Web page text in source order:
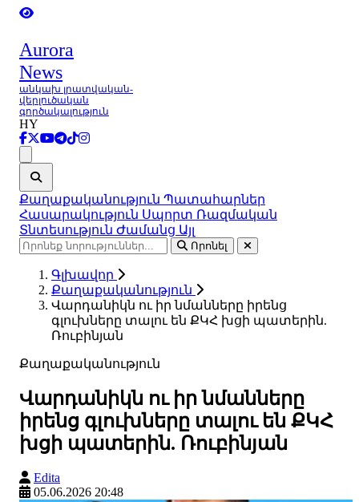
Aurora
News
անկախ լրատվական-
վերլուծական
գործակալություն
HY
Քաղաքականություն Պատահարներ
Հասարակություն Սպորտ Ռազմական
Տնտեսություն Ժամանց Այլ
Որոնել
Գլխավոր
Քաղաքականություն
Վարդանիկն ու իր նմանները իրենց
գլուխները տալու են ՔԿՀ խցի պատերին.
Ռուբինյան
Քաղաքականություն
Վարդանիկն ու իր նմանները
իրենց գլուխները տալու են ՔԿՀ
խցի պատերին. Ռուբինյան
Edita
05.06.2026 20:48